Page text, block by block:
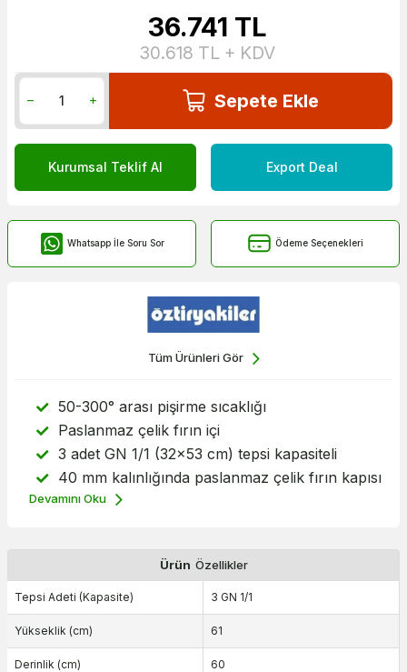
36.741 TL
30.618 TL + KDV
Sepete Ekle
Kurumsal Teklif Al Export Deal
Whatsapp İle Soru Sor Ödeme Seçenekleri
Tüm Ürünleri Gör
50-300° arası pişirme sıcaklığı
Paslanmaz çelik fırın içi
3 adet GN 1/1 (32x53 cm) tepsi kapasiteli
40 mm kalınlığında paslanmaz çelik fırın kapısı
Devamını Oku
Ürün Özellikler
Tepsi Adeti (Kapasite) 3 GN 1/1
Yükseklik (cm) 61
Derinlik (cm) 60